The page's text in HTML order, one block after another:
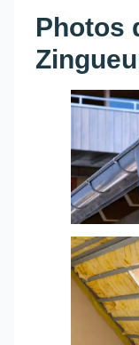
Photos